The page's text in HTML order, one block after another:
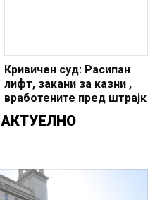
Кривичен суд: Расипан
лифт, закани за казни ,
вработените пред штрајк
АКТУЕЛНО